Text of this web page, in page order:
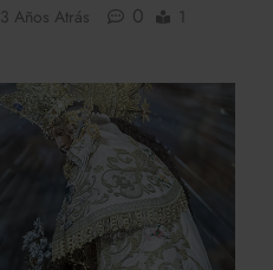
3 Años Atrás 0
1